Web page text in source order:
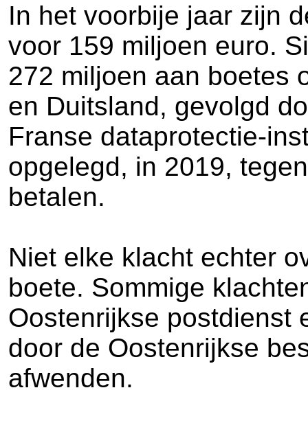
In het voorbije jaar zijn
voor 159 miljoen euro.
272 miljoen aan boetes
en Duitsland, gevolgd
Franse dataprotectie-
opgelegd, in 2019,
betalen.
Niet elke klacht echter
boete. Sommige
Oostenrijkse postdienst
door de Oostenrijkse
afwenden.